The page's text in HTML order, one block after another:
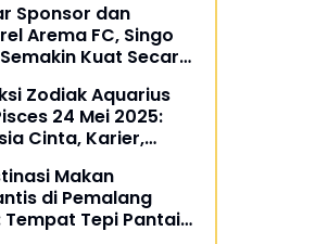
Sponsor dan
Arema FC, Singo
Kuat Secara
di Super League
Zodiak Aquarius
24 Mei 2025:
Cinta, Karier,
Makan
di Pemalang
Tempat Tepi Pantai